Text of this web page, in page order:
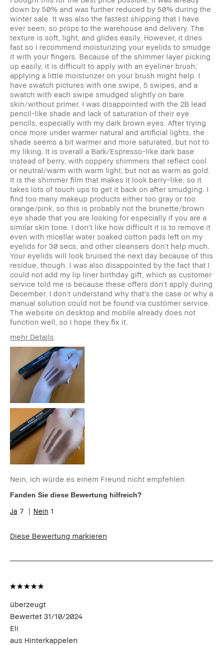
down by 50% and was further reduced by 50% during the
winter sale. It was also the fastest shipping that I have
ever seen, so props to the warehouse and delivery. The
texture is soft, light, and glides easily. However, it dries
fast so I recommend moisturizing your eyelids to smudge
it with your fingers. Because of the shimmer layer picking
up easily, it is difficult to apply with an eyeliner brush;
applying a little moisturizer on your brush might help. I
have swatch pictures with one swipe, 5 swipes, and a
swatch with each swipe smudged slightly on bare
skin/without primer. I was disappointed with the 2B lead
pencil-like shade and lack of saturation of their eye
pencils, especially with my dark brown eyes. After trying
once more under warmer natural and artificial lights, the
shade seems a bit warmer and more saturated, but not to
my liking. It is overall a Bark/Espresso-like dark base
instead of berry, with coppery shimmers that reflect cool
or neutral/warm with warm light, but not as warm as gold.
It is the shimmer film that makes it look berry-like, so it
takes lots of touch ups to get it back on after smudging. I
find too many makeup products either too gray or too
orange/pink, so this is probably not the brunette/brown
eye shade that you are looking for especially if you are a
similar skin tone. I don't like how difficult it is to remove it
even with micellar water soaked cotton pads left on my
eyelids for 30 secs, and other cleansers don't help much.
Your eyelids will look bruised the next day because of this
residue, though. I was also disappointed by the fact that I
could not add my lip liner birthday gift, which as customer
service told me is because these offers don't apply during
December. I don't understand why that's the case or why a
manual solution could not be found via customer service.
The website on desktop and mobile already does not
function well, so I hope they fix it.
mehr Details
Wie alt bist du?
25-34
Hauttyp
Normal
Hautton
Hell - Mittel
Produktvorteile
Nein, ich würde es einem Freund nicht empfehlen
Fanden Sie diese Bewertung hilfreich?
7 1
Diese Bewertung markieren
überzeugt
Bewertet 31/10/2024
Eli
aus Hinterkappelen